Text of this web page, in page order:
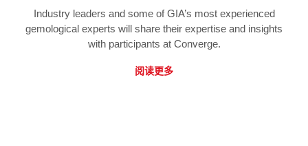
Industry leaders and some of GIA’s most experienced
gemological experts will share their expertise and insights
with participants at Converge.
阅读更多